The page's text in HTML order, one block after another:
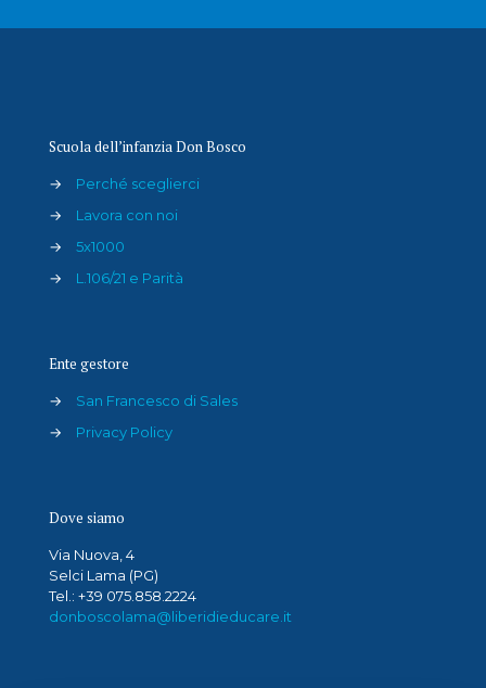
Scuola dell’infanzia Don Bosco
→
Perché sceglierci
→
Lavora con noi
→
5x1000
→
L.106/21 e Parità
Ente gestore
→
San Francesco di Sales
→
Privacy Policy
Dove siamo
Via Nuova, 4
Selci Lama (PG)
Tel.: +39 075.858.2224
donboscolama@liberidieducare.it